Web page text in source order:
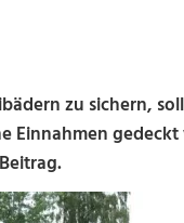
zu sichern,
Einnahmen